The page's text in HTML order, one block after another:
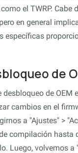
el TWRP. Cabe
en general
específicas
de
de OEM
cambios en el
a "Ajustes" >
compilación
Luego, volvemos a